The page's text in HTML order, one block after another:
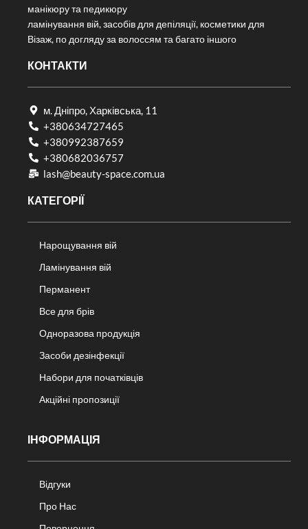
манікюру та педикюру
ламінування вій, засобів для депіляції, косметики для
Візаж, по догляду за волоссям та багато іншого
КОНТАКТИ
м. Дніпро, Харківська, 11
+380634727465
+380992387659
+380682036757​
lash@beauty-space.com.ua
КАТЕГОРІЇ
Нарощування вій
Ламінування вій
Перманент
Все для брів
Одноразова продукція
Засоби дезінфекції
Набори для початківців
Акційні пропозиції
ІНФОРМАЦІЯ
Відгуки
Про Нас